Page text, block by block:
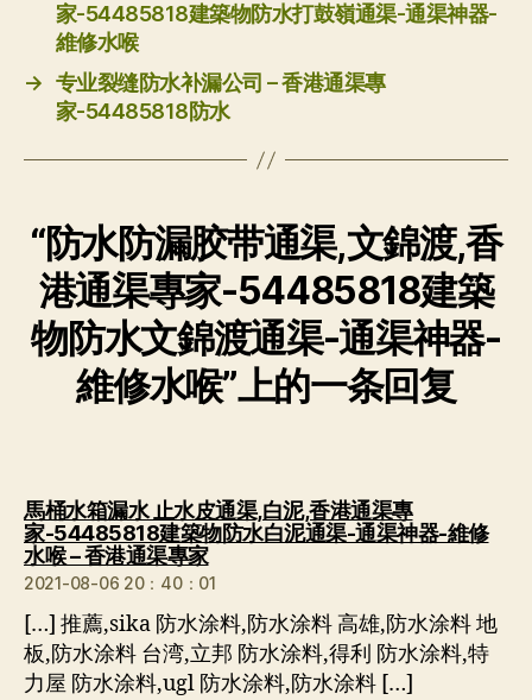
家-54485818建築物防水打鼓嶺通渠-通渠神器-
維修水喉
→ 专业裂缝防水补漏公司 – 香港通渠專
家-54485818防水
“防水防漏胶带通渠,文錦渡,香
港通渠專家-54485818建築
物防水文錦渡通渠-通渠神器-
維修水喉”上的一条回复
馬桶水箱漏水 止水皮通渠,白泥,香港通渠專
家-54485818建築物防水白泥通渠-通渠神器-維修
水喉 – 香港通渠專家说：
2021-08-06 20：40：01
[…] 推薦,sika 防水涂料,防水涂料 高雄,防水涂料 地
板,防水涂料 台湾,立邦 防水涂料,得利 防水涂料,特
力屋 防水涂料,ugl 防水涂料,防水涂料 […]